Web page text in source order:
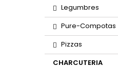
Legumbres
Pure-Compotas
Pizzas
CHARCUTERIA